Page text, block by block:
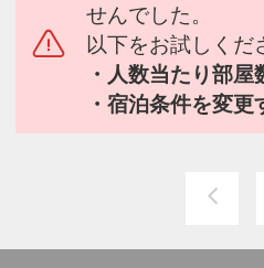
せんでした。
以下をお試しくだ
・人数当たり部
・宿泊条件を変更